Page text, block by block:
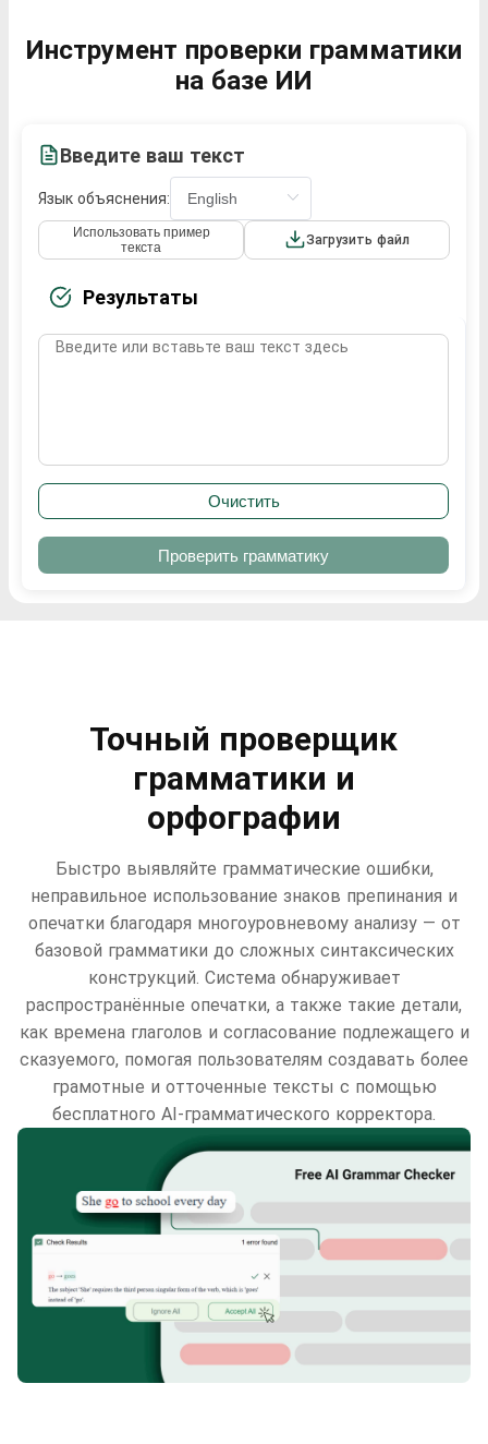
Инструмент проверки грамматики
на базе ИИ
Введите ваш текст
Язык объяснения:
Использовать пример
текста
Загрузить файл
Результаты
Очистить
Проверить грамматику
Точный проверщик
грамматики и
орфографии
Быстро выявляйте грамматические ошибки,
неправильное использование знаков препинания и
опечатки благодаря многоуровневому анализу — от
базовой грамматики до сложных синтаксических
конструкций. Система обнаруживает
распространённые опечатки, а также такие детали,
как времена глаголов и согласование подлежащего и
сказуемого, помогая пользователям создавать более
грамотные и отточенные тексты с помощью
бесплатного AI-грамматического корректора.